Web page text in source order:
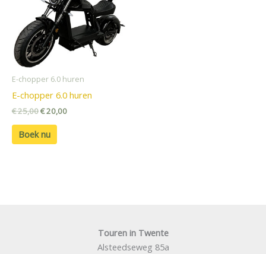
E-chopper 6.0 huren
E-chopper 6.0 huren
€25,00€20,00
Boek nu
Touren in Twente
Alsteedseweg 85a